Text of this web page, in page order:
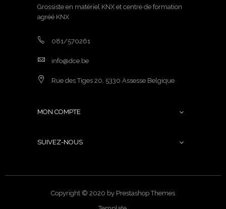
Grossiste en matériel KNX et centre de formation
agréé KNX
081/570261
info@dce.be
Rue des Tiges 20, 5330 Assesse Belgique
MON COMPTE 
SUIVEZ-NOUS 
Copyright © 2020 by Prestashop Themes